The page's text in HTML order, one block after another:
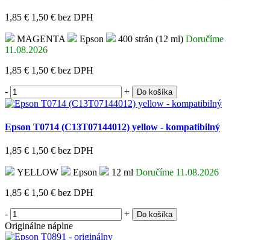
1,85 € 1,50 € bez DPH
MAGENTA Epson 400 strán (12 ml) Doručíme
11.08.2026
1,85 € 1,50 € bez DPH
- + Do košíka
Epson T0714 (C13T07144012) yellow - kompatibilný
1,85 € 1,50 € bez DPH
YELLOW Epson 12 ml Doručíme 11.08.2026
1,85 € 1,50 € bez DPH
- + Do košíka
Originálne náplne